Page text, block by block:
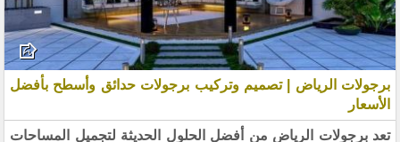
برجولات الرياض | تصميم وتركيب برجولات حدائق وأسطح بأفضل
الأسعار
تعد برجولات الرياض من أفضل الحلول الحديثة لتجميل المساحات